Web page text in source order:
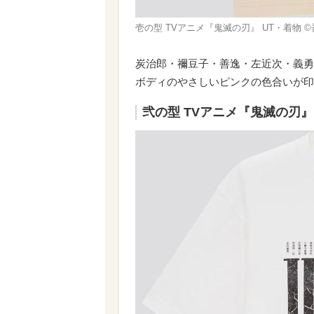
壱の型 TVアニメ『鬼滅の刃』 UT・着物
炭治郎・禰豆子・善逸・左近次・義
ボディのやさしいピンクの色合いが
弐の型 TVアニメ『鬼滅の刃